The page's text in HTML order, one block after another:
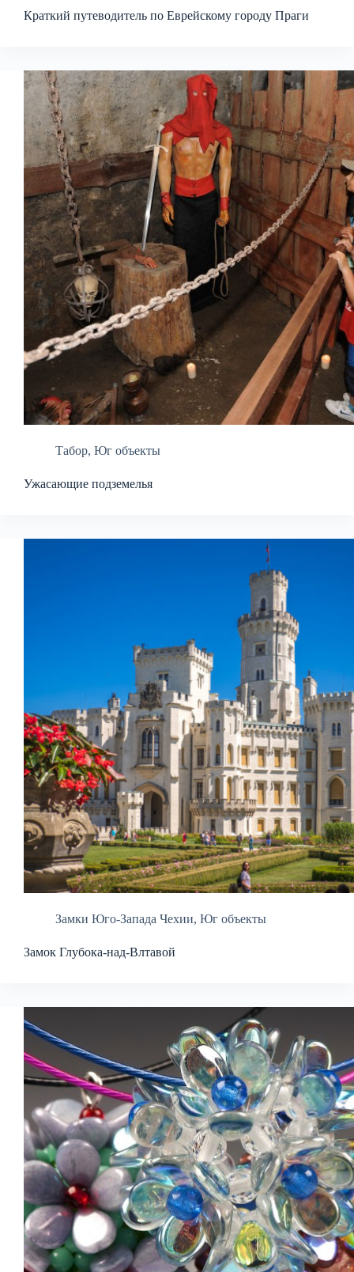
Краткий путеводитель по Еврейскому городу Праги
Табор, Юг объекты
Ужасающие подземелья
Замки Юго-Запада Чехии, Юг объекты
Замок Глубока-над-Влтавой